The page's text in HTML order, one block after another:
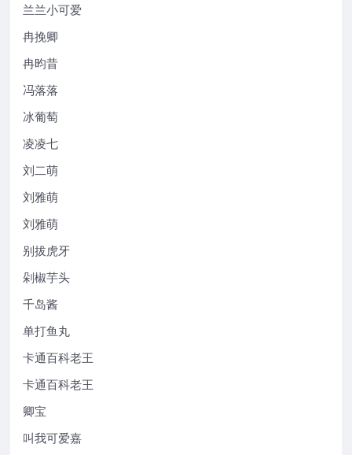
兰兰小可爱
冉挽卿
冉昀昔
冯落落
冰葡萄
凌凌七
刘二萌
刘雅萌
刘雅萌
别拔虎牙
剁椒芋头
千岛酱
单打鱼丸
卡通百科老王
卡通百科老王
卿宝
叫我可爱嘉